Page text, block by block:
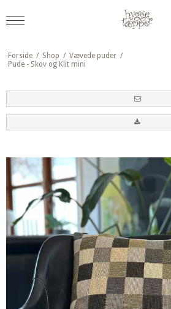
Forside / Shop / Vævede puder /
Pude - Skov og Klit mini